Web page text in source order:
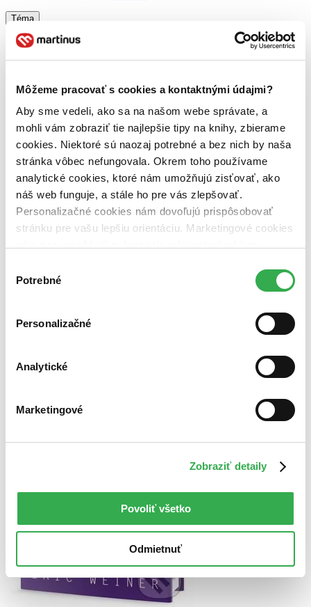
Môžeme pracovať s cookies a kontaktnými údajmi?
Aby sme vedeli, ako sa na našom webe správate, a
mohli vám zobraziť tie najlepšie tipy na knihy, zbierame
cookies. Niektoré sú naozaj potrebné a bez nich by naša
stránka vôbec nefungovala. Okrem toho používame
analytické cookies, ktoré nám umožňujú zisťovať, ako
náš web funguje, a stále ho pre vás zlepšovať.
Personalizačné cookies nám dovoľujú prispôsobovať
stránku pre vašu lepšiu orientáciu. Marketingové cookies
nám pomohlo, keby sme mohli používať všetky tieto
súhlasu
Potrebné
Personalizačné
Analytické
Marketingové
Zobraziť detaily
Povoliť všetko
Odmietnuť
Téma
kreativita (1 titul)
Vydavateľstvo
pevná väzba (1 titul)pevná väzba1
Zoradiť
Bestsellery
Top hodnotené
Najlacnejšie